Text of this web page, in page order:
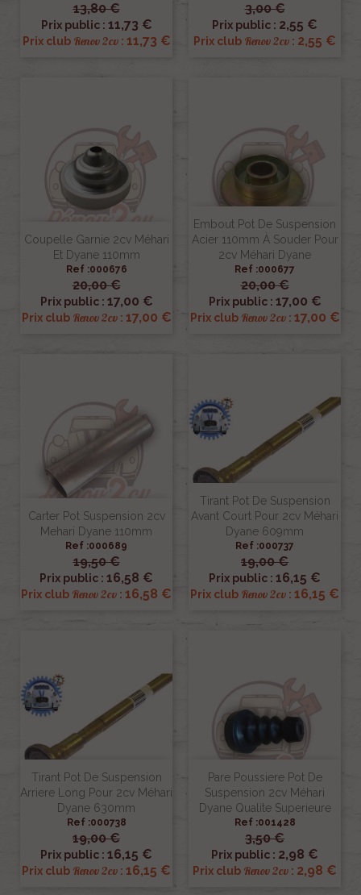
13,80 €
Prix public : 11,73 €
Prix club Renov 2cv: 11,73 €
3,00 €
Prix public : 2,55 €
Prix club Renov 2cv : 2,55 €
Coupelle Garnie 2cv Méhari
Et Dyane 110mm
Ref :000676
20,00 €
Prix public : 17,00 €
Prix club Renov 2cv: 17,00 €
Embout Pot De Suspension
Acier 110mm À Souder Pour
2cv Méhari Dyane
Ref :000677
20,00 €
Prix public : 17,00 €
Prix club Renov 2cv: 17,00 €
Carter Pot Suspension 2cv
Mehari Dyane 110mm
Ref :000689
19,50 €
Prix public : 16,58 €
Prix club Renov 2cv : 16,58 €
Tirant Pot De Suspension
Avant Court Pour 2cv Méhari
Dyane 609mm
Ref :000737
19,00 €
Prix public : 16,15 €
Prix club Renov 2cv : 16,15 €
Tirant Pot De Suspension
Arriere Long Pour 2cv Méhari
Dyane 630mm
Ref :000738
19,00 €
Prix public : 16,15 €
Prix club Renov 2cv : 16,15 €
Pare Poussiere Pot De
Suspension 2cv Méhari
Dyane Qualite Superieure
Ref :001428
3,50 €
Prix public : 2,98 €
Prix club Renov 2cv : 2,98 €